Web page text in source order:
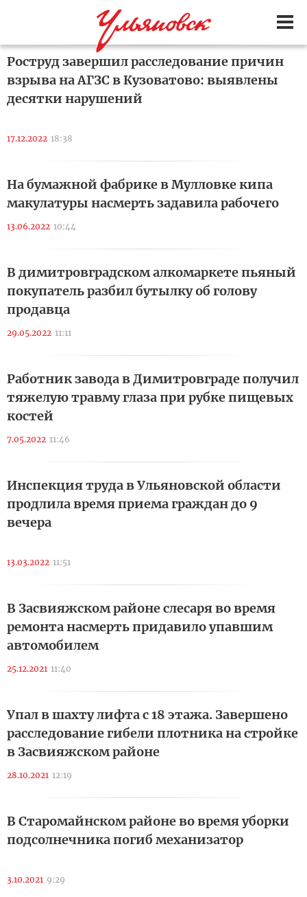
Роструд завершил расследование причин
взрыва на АГЗС в Кузоватово: выявлены
десятки нарушений
17.12.2022 18:38
На бумажной фабрике в Мулловке кипа
макулатуры насмерть задавила рабочего
13.06.2022 10:44
В димитровградском алкомаркете пьяный
покупатель разбил бутылку об голову
продавца
29.05.2022 11:11
Работник завода в Димитровграде получил
тяжелую травму глаза при рубке пищевых
костей
7.05.2022 11:46
Инспекция труда в Ульяновской области
продлила время приема граждан до 9
вечера
13.03.2022 11:51
В Засвияжском районе слесаря во время
ремонта насмерть придавило упавшим
автомобилем
25.12.2021 11:40
Упал в шахту лифта с 18 этажа. Завершено
расследование гибели плотника на стройке
в Засвияжском районе
28.10.2021 12:19
В Старомайнском районе во время уборки
подсолнечника погиб механизатор
3.10.2021 9:29